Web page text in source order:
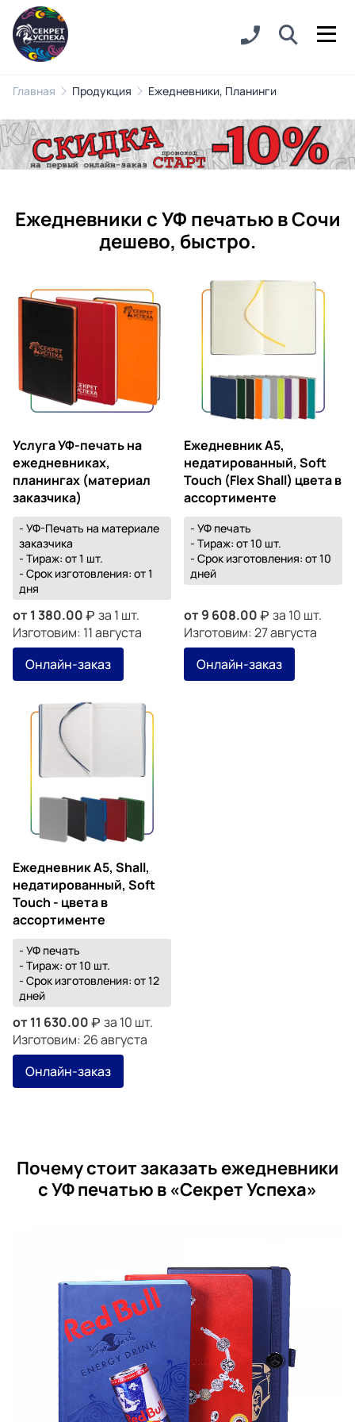
Главная Продукция Ежедневники, Планинги
Ежедневники с УФ печатью в Сочи
дешево, быстро.
Услуга УФ-печать на
ежедневниках,
планингах (материал
заказчика)
- УФ-Печать на материале
заказчика
- Тираж: от 1 шт.
- Срок изготовления: от 1
дня
от 1 380.00
за 1 шт.
Изготовим: 11 августа
Онлайн-заказ
Ежедневник А5,
недатированный, Soft
Touch (Flex Shall) цвета в
ассортименте
- УФ печать
- Тираж: от 10 шт.
- Срок изготовления: от 10
дней
от9 608.00
за 10 шт.
Изготовим: 27 августа
Онлайн-заказ
Ежедневник А5, Shall,
недатированный, Soft
Touch - цвета в
ассортименте
- УФ печать
- Тираж: от 10 шт.
- Срок изготовления: от 12
дней
от 11 630.00
за 10 шт.
Изготовим: 26 августа
Онлайн-заказ
Почему стоит заказать ежедневники
с УФ печатью в «Секрет Успеха»